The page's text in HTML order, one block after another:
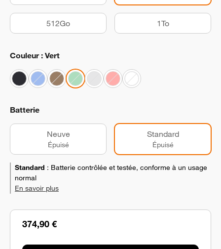
374,90 €
512Go 1To
Couleur : Vert
Batterie
Neuve
Épuisé
Standard
Épuisé
Standard : Batterie contrôlée et testée, conforme à un usage
normal
En savoir plus